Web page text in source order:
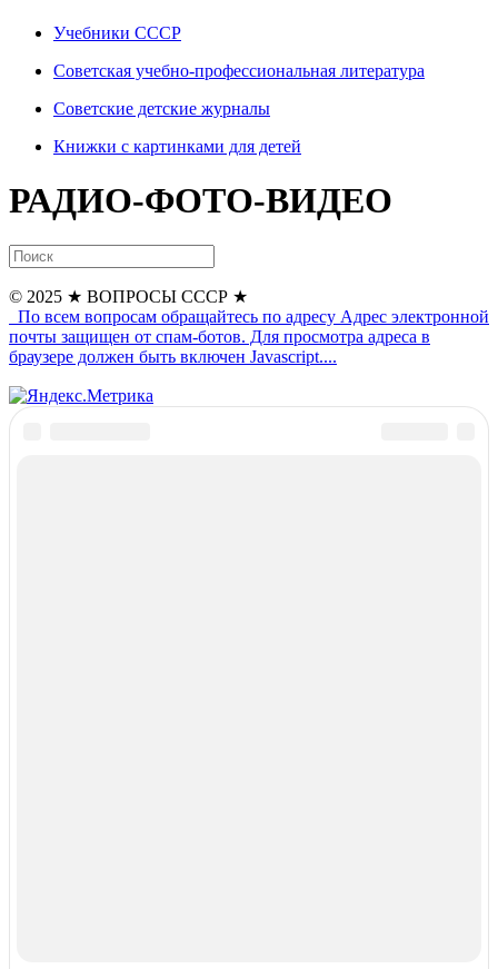
Учебники СССР
Советская учебно-профессиональная литература
Советские детские журналы
Книжки с картинками для детей
РАДИО-ФОТО-ВИДЕО
© 2025 ★ ВОПРОСЫ СССР ★
По всем вопросам обращайтесь по адресу Адрес электронной
почты защищен от спам-ботов. Для просмотра адреса в
браузере должен быть включен Javascript....